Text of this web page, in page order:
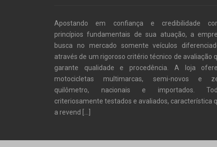
Apostando em confiança e credibilidade
princípios fundamentais de sua atuação, a
busca no mercado somente veículos
através de um rigoroso critério técnico de avaliação
garante qualidade e procedência. A loja
motocicletas multimarcas, semi-novos e
quilômetro, nacionais e importados.
criteriosamente testados e avaliados, característica
a revend